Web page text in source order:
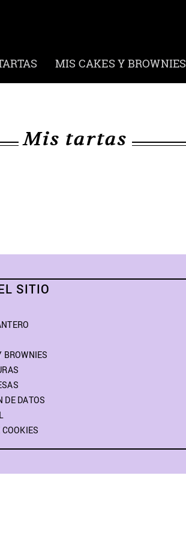
MIS CAKES Y BROWNIES
Mis tartas
SITIO
BROWNIES
DE DATOS